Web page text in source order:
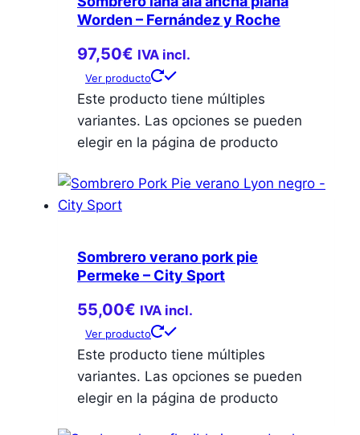
Worden – Fernández y Roche
97,50€ IVA incl.
Ver producto
Este producto tiene múltiples
variantes. Las opciones se pueden
elegir en la página de producto
Sombrero verano pork pie
Permeke – City Sport
55,00€ IVA incl.
Ver producto
Este producto tiene múltiples
variantes. Las opciones se pueden
elegir en la página de producto